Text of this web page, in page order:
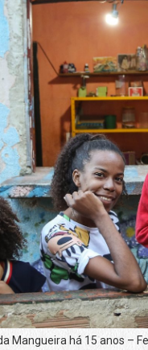
Mangueira há 15 anos –